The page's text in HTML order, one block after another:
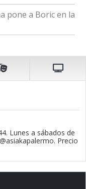
pone a Boric en la
Lunes a sábados de
Precio